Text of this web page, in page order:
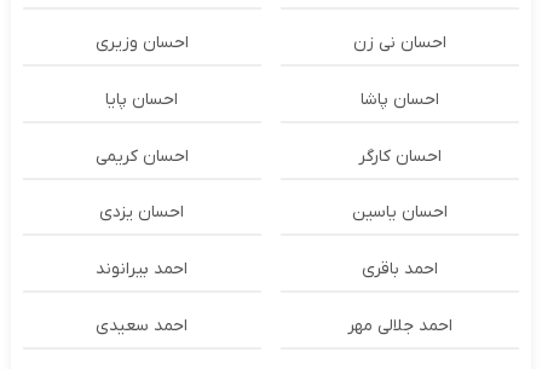
احسان نی زن احسان وزیری
احسان پاشا احسان پایا
احسان کارگر احسان کریمی
احسان یاسین احسان یزدی
احمد باقری احمد بیرانوند
احمد جلالی مهر احمد سعیدی